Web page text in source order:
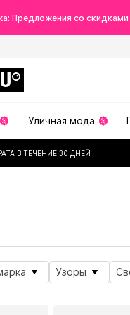
Предложения со
Уличная мода
В ТЕЧЕНИЕ 30 ДНЕЙ
Узоры